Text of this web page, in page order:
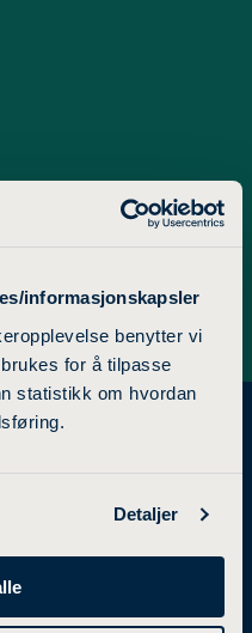
informasjonskapsler
benytter vi
for å tilpasse
statistikk om hvordan
Detaljer